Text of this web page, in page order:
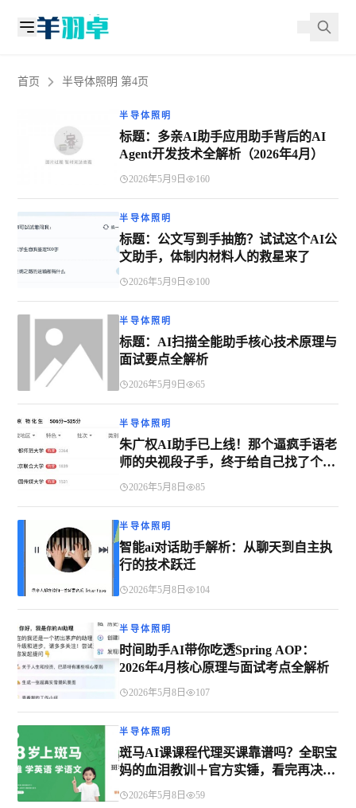
首页 半导体照明 第4页
半导体照明
标题：多亲AI助手应用助手背后的AI
Agent开发技术全解析（2026年4月）
2026年5月9日 160
半导体照明
标题：公文写到手抽筋？试试这个AI公
文助手，体制内材料人的救星来了
2026年5月9日 100
半导体照明
标题：AI扫描全能助手核心技术原理与
面试要点全解析
2026年5月9日 65
半导体照明
朱广权AI助手已上线！那个逼疯手语老
师的央视段子手，终于给自己找了个
“神仙搭档”
2026年5月8日 85
半导体照明
智能ai对话助手解析：从聊天到自主执
行的技术跃迁
2026年5月8日 104
半导体照明
时间助手AI带你吃透Spring AOP：
2026年4月核心原理与面试考点全解析
2026年5月8日 107
半导体照明
斑马AI课课程代理买课靠谱吗？全职宝
妈的血泪教训＋官方实锤，看完再决
2026年5月8日 59